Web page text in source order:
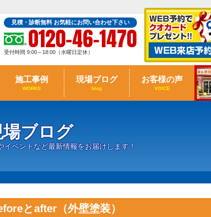
見積・診断無料 お気軽にお問い合わせ下さい
0120-46-1470
受付時間 9:00～18:00（水曜日定休）
施工事例
WORKS
現場ブログ
blog
お客様の声
VOICE
ブログ
イベントなど最新情報をお届けします！
とafter（外壁塗装）